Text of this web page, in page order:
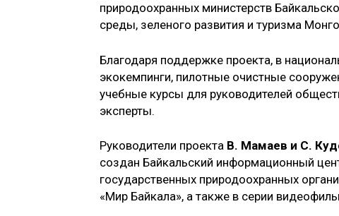
природоохранных министерств
среды, зеленого развития и туризма
Благодаря поддержке проекта, в
экокемпинги, пилотные очистные
учебные курсы для руководителей
эксперты.
Руководители проекта В. Мамаев и С.
создан Байкальский информационный
государственных природоохранных
«Мир Байкала», а также в серии